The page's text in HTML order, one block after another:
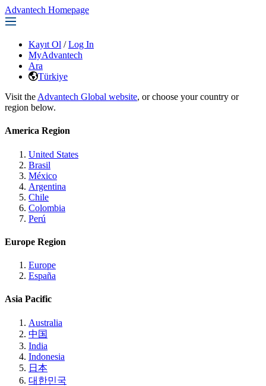
Advantech Homepage
Kayıt Ol / Log In
MyAdvantech
Ara
Türkiye
Visit the Advantech Global website, or choose your country or
region below.
America Region
United States
Brasil
México
Argentina
Chile
Colombia
Perú
Europe Region
Europe
España
Asia Pacific
Australia
中国
India
Indonesia
日本
대한민국